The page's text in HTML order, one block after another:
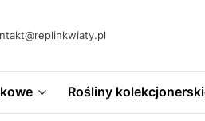
Rośliny